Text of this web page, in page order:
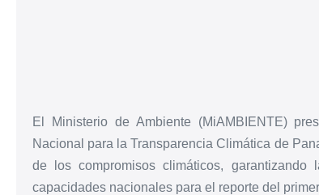
El Ministerio de Ambiente (MiAMBIENTE)
Nacional para la Transparencia Climática de
de los compromisos climáticos,
capacidades nacionales para el reporte del